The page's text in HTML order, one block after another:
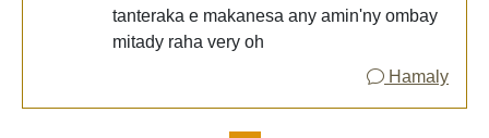
tanteraka e makanesa any amin'ny ombay
mitady raha very oh
Hamaly